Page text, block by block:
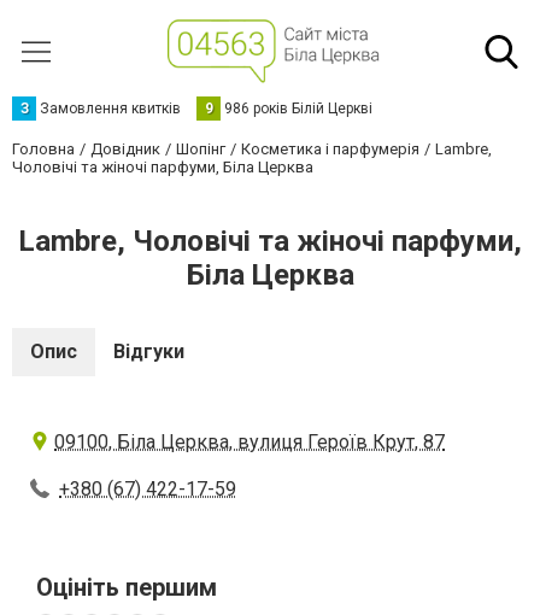
З Замовлення квитків 9 986 років Білій Церкві
Головна Довідник Шопінг Косметика і парфумерія
Lambre,
Чоловічі та жіночі парфуми, Біла Церква
Lambre, Чоловічі та жіночі парфуми,
Біла Церква
Опис Відгуки
09100, Біла Церква, вулиця Героїв Крут, 87
+380 (67) 422-17-59
Оцініть першим